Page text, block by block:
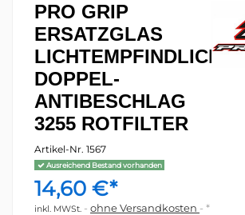
PRO GRIP
ERSATZGLAS
LICHTEMPFINDLICH
DOPPEL-
ANTIBESCHLAG
3255 ROTFILTER
Artikel-Nr. 1567
Ausreichend Bestand vorhanden
14,60 €*
inkl. MWSt. ohne Versandkosten *